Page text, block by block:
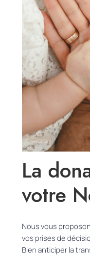
La
votre
Nous vous
vos prisesde
Bien anticiper la